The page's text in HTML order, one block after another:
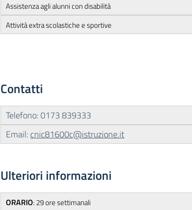
Assistenza agli alunni con disabilità
Attività extra scolastiche e sportive
Contatti
Telefono: 0173 839333
Email: cnic81600c@istruzione.it
Ulteriori informazioni
ORARIO: 29 ore settimanali